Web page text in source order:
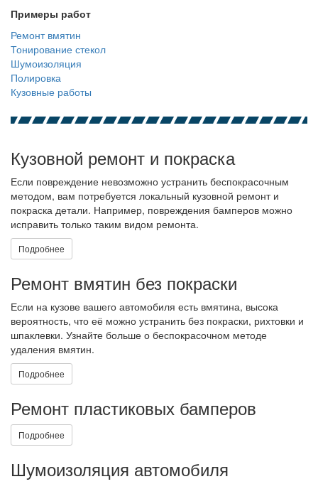
Примеры работ
Ремонт вмятин
Тонирование стекол
Шумоизоляция
Полировка
Кузовные работы
Кузовной ремонт и покраска
Если повреждение невозможно устранить беспокрасочным
методом, вам потребуется локальный кузовной ремонт и
покраска детали. Например, повреждения бамперов можно
исправить только таким видом ремонта.
Подробнее
Ремонт вмятин без покраски
Если на кузове вашего автомобиля есть вмятина, высока
вероятность, что её можно устранить без покраски, рихтовки и
шпаклевки. Узнайте больше о беспокрасочном методе
удаления вмятин.
Подробнее
Ремонт пластиковых бамперов
Подробнее
Шумоизоляция автомобиля